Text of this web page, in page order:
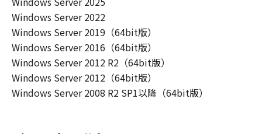
Windows Server 2022
Windows Server 2019（64bit版）
Windows Server 2016（64bit版）
Windows Server 2012 R2（64bit版）
Windows Server 2012（64bit版）
Windows Server 2008 R2 SP1以降（64bit版）